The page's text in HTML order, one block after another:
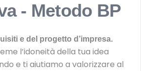
- Metodo BP
e del progetto d’impresa.
l’idoneità della tua idea
e ti aiutiamo a valorizzare al